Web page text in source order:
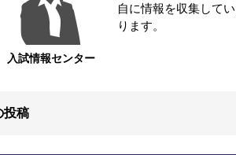
入試情報センター
自に情報を収集して
ります。
投稿